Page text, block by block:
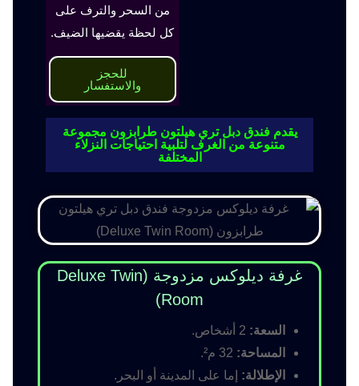
من السحر والترف على
كل لحظة يقضيها الضيف.
للحجز
والاستفسار
يقدم فندق دبل تري هيلتون طرابزون مجموعة
متنوعة من الغرف لتلبية احتياجات النزلاء
المختلفة
غرفة ديلوكس مزدوجة (Deluxe Twin
Room)
السعة:
المساحة:
الإطلالة: إما على المدينة أو البحر.